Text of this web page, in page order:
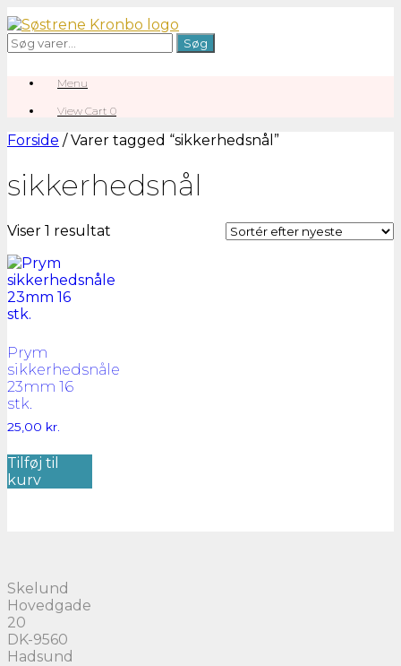
Gå
til
indhold
Søg
efter:
Søg
Menu
View
cart
View Cart 0
Forside / Varer tagged “sikkerhedsnål”
sikkerhedsnål
Viser 1 resultat
Prym
sikkerhedsnåle
23mm 16
stk.
25,00 kr.
Tilføj til
kurv
Skelund
Hovedgade
20
DK-9560
Hadsund